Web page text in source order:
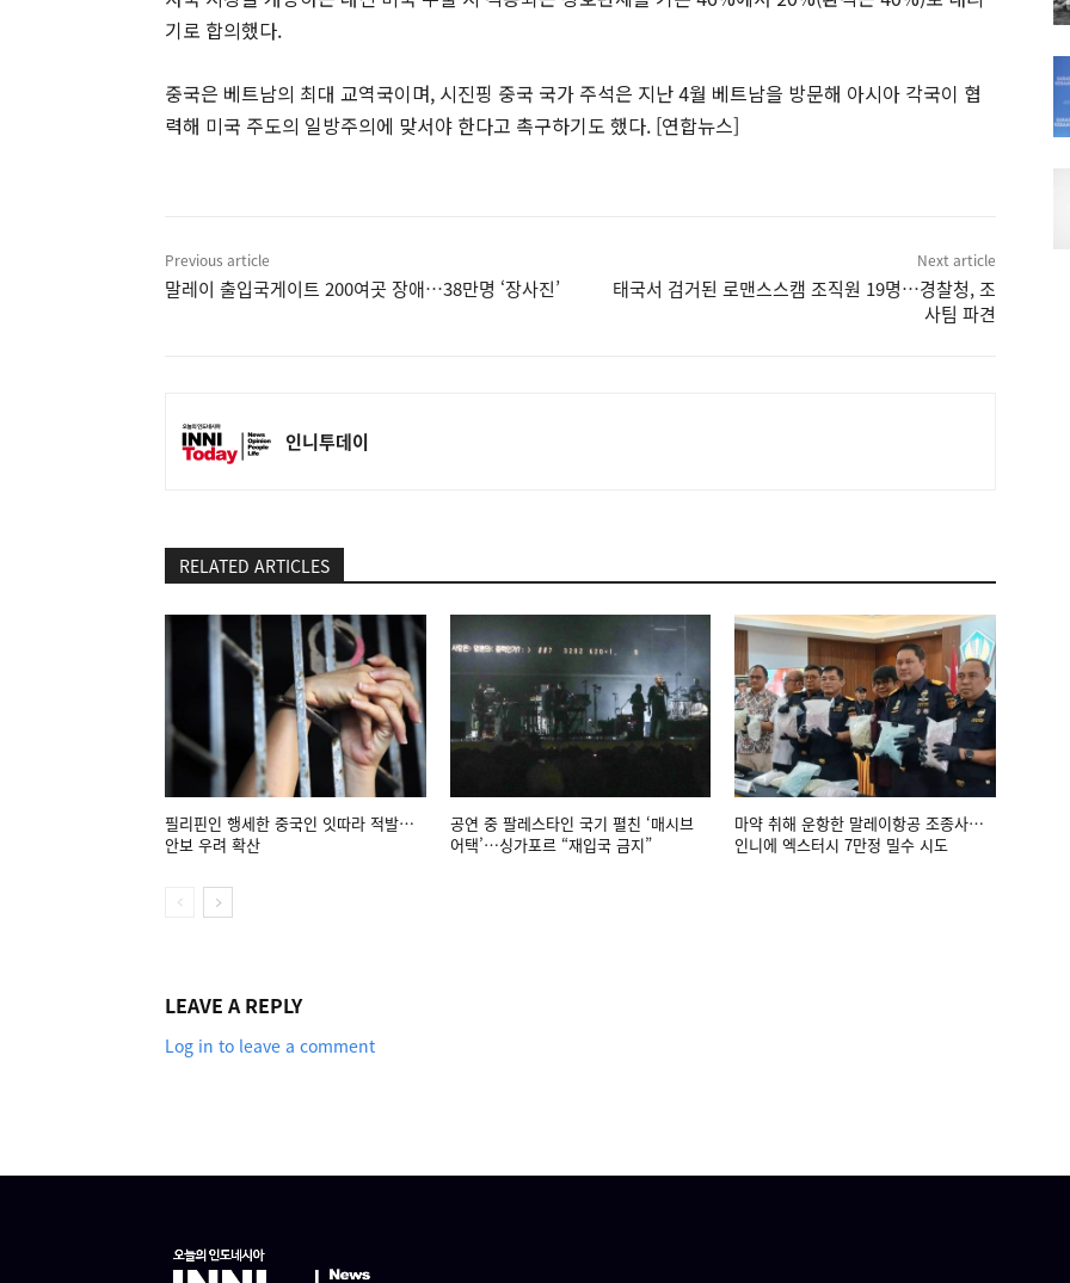
기로 합의했다.
중국은 베트남의 최대 교역국이며, 시진핑 중국 국가 주석은 지난 4월 베트남을 방문해 아시아 각국이 협
력해 미국 주도의 일방주의에 맞서야 한다고 촉구하기도 했다. [연합뉴스]
Previous article
말레이 출입국게이트 200여곳 장애…38만명 ‘장사진’
Next article
태국서 검거된 로맨스스캠 조직원 19명…경찰청, 조
사팀 파견
인니투데이
RELATED ARTICLES
필리핀인 행세한 중국인 잇따라 적발…
안보 우려 확산
공연 중 팔레스타인 국기 펼친 ‘매시브
어택’…싱가포르 “재입국 금지”
마약 취해 운항한 말레이항공 조종사…
인니에 엑스터시 7만정 밀수 시도
LEAVE A REPLY
Log in to leave a comment